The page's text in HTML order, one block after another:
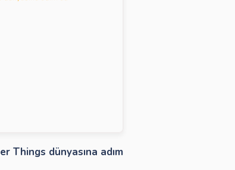
Things dünyasına adım